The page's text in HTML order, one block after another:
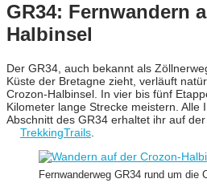
GR34: Fernwandern
Halbinsel
Der GR34, auch bekannt als
Küste der Bretagne zieht, verläuft
Crozon-Halbinsel. In vier bis fünf
Kilometer lange Strecke meistern. Alle
Abschnitt des GR34 erhaltet ihr auf
TrekkingTrails
Fernwanderweg GR34 rund um